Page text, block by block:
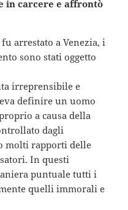
in carcere e affrontò
fu arrestato a Venezia, i
sono stati oggetto
irreprensibile e
definire un uomo
a causa della
dagli
molti rapporti delle
In questi
puntuale tutti i
quelli immorali e